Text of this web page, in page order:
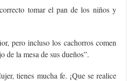
tomar el pan de los niños y
pero incluso los cachorros comen
de la mesa de sus dueños”.
tienes mucha fe. ¡Que se realice